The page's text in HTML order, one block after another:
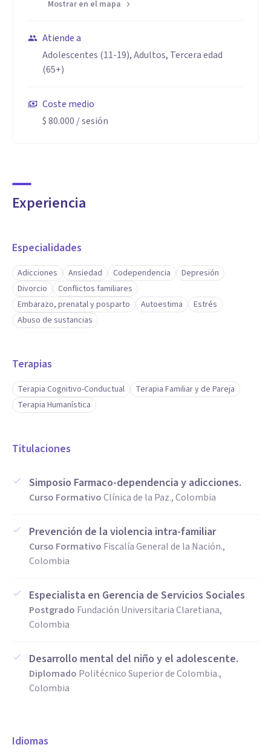
Mostrar en el mapa
Atiende a
Adolescentes (11-19), Adultos, Tercera edad
(65+)
Coste medio
$ 80.000 / sesión
Experiencia
Especialidades
Adicciones Ansiedad Codependencia
Depresión
Divorcio
Conflictos familiares
Embarazo, prenatal y posparto
Autoestima
Estrés
Abuso de sustancias
Terapias
Terapia Cognitivo-Conductual
Terapia Familiar y de Pareja
Terapia Humanística
Titulaciones
Simposio Farmaco-dependencia y adicciones.
Curso FormativoClínica de la Paz., Colombia
Prevención de la violencia intra-familiar
Curso Formativo Fiscalía General de la Nación.,
Colombia
Especialista en Gerencia de Servicios Sociales
Postgrado Fundación Universitaria Claretiana,
Colombia
Desarrollo mental del niño y el adolescente.
Diplomado Politécnico Superior de Colombia.,
Colombia
Idiomas